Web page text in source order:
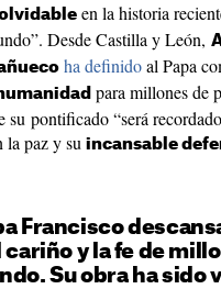
en la historia
Desde Castilla y León,
ha definidoal Papa
para millones de
su pontificado “será
la paz y su incansable
Francisco
cariño y la fe de
Su obra ha sido